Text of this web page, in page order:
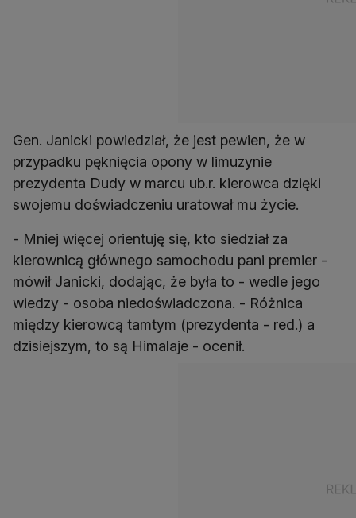
Gen. Janicki powiedział, że jest pewien, że w
przypadku pęknięcia opony w limuzynie
prezydenta Dudy w marcu ub.r. kierowca dzięki
swojemu doświadczeniu uratował mu życie.
- Mniej więcej orientuję się, kto siedział za
kierownicą głównego samochodu pani premier -
mówił Janicki, dodając, że była to - wedle jego
wiedzy - osoba niedoświadczona. - Różnica
między kierowcą tamtym (prezydenta - red.) a
dzisiejszym, to są Himalaje - ocenił.